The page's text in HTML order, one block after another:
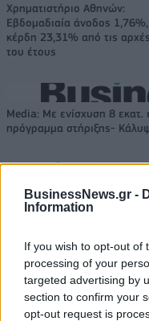
BusinessNews.gr -
Information
If you wish to opt-out of
processing of your
targeted advertising by
section to confirm your
opt-out request is
Χρηματιστήριο Αθηνών:
Εβδομαδιαία άνοδος 1,76%,
κέρδη 23,31% από τις αρχές
του έτους
Media: Με ενίσχυση 8 εκατ.
πρόγραμμα στήριξης-
Η Toyota φέρνει νέα γενιά
μπαταριών για τα υβριδικά
Νέο Audi A2 e-tron με